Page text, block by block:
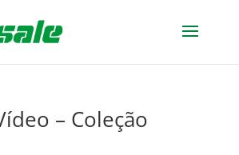
– Coleção